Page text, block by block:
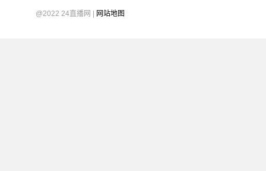
@2022 24直播网 | 网站地图